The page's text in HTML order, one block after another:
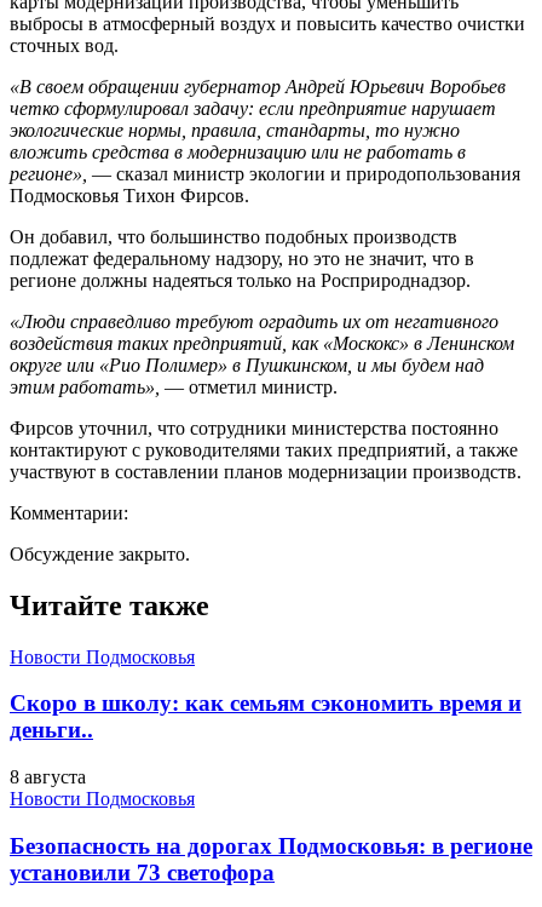
выбросы в атмосферный воздух и повысить качество очистки
сточных вод.
«В своем обращении губернатор Андрей Юрьевич Воробьев
четко сформулировал задачу: если предприятие нарушает
экологические нормы, правила, стандарты, то нужно
вложить средства в модернизацию или не работать в
регионе», — сказал министр экологии и природопользования
Подмосковья Тихон Фирсов.
Он добавил, что большинство подобных производств
подлежат федеральному надзору, но это не значит, что в
регионе должны надеяться только на Росприроднадзор.
«Люди справедливо требуют оградить их от негативного
воздействия таких предприятий, как «Москокс» в Ленинском
округе или «Рио Полимер» в Пушкинском, и мы будем над
этим работать», — отметил министр.
Фирсов уточнил, что сотрудники министерства постоянно
контактируют с руководителями таких предприятий, а также
участвуют в составлении планов модернизации производств.
Комментарии:
Обсуждение закрыто.
Читайте также
Новости Подмосковья
Скоро в школу: как семьям сэкономить время и
деньги..
8 августа
Новости Подмосковья
Безопасность на дорогах Подмосковья: в регионе
установили 73 светофора